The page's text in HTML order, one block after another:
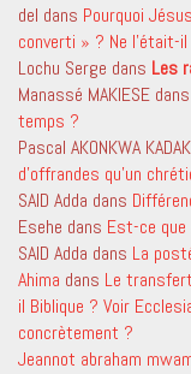
del dans Pourquoi
converti » ? Ne l’était-
Lochu Serge dans Les
Manassé MAKIESE dans
temps ?
Pascal AKONKWA
d’offrandes qu’un
SAID Adda dans
Esehe dans Est-ce
SAID Adda dans La
Ahima dans Le
il Biblique ? Voir
concrètement ?
Jeannot abraham